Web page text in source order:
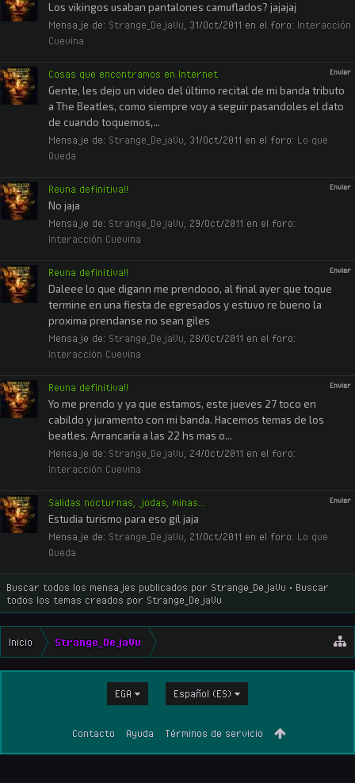
Los vikingos usaban pantalones camuflados? jajajaj
Mensaje de: Strange_DejaVu 31/Oct/2011 en el foro: Interacción
Cuevina
Enviar
Cosas que encontramos en Internet
Gente, les dejo un video del último recital de mi banda tributo
a The Beatles, como siempre voy a seguir pasandoles el dato
de cuando toquemos,...
Mensaje de: Strange_DejaVu 31/Oct/2011 en el foro: Lo que
Queda
Enviar
Reuna definitiva!!
No jaja
Mensaje de: Strange_DejaVu 29/Oct/2011 en el foro:
Interacción Cuevina
Enviar
Reuna definitiva!!
Daleee lo que digann me prendooo, al final ayer que toque
termine en una fiesta de egresados y estuvo re bueno la
proxima prendanse no sean giles
Mensaje de: Strange_DejaVu 28/Oct/2011 en el foro:
Interacción Cuevina
Enviar
Reuna definitiva!!
Yo me prendo y ya que estamos, este jueves 27 toco en
cabildo y juramento con mi banda. Hacemos temas de los
beatles. Arrancaría a las 22 hs mas o...
Mensaje de: Strange_DejaVu 24/Oct/2011 en el foro:
Interacción Cuevina
Enviar
Salidas nocturnas, jodas, minas...
Estudia turismo para eso gil jaja
Mensaje de: Strange_DejaVu 21/Oct/2011 en el foro: Lo que
Queda
Buscar todos los mensajes publicados por Strange_DejaVu
Buscar
todos los temas creados por Strange_DejaVu
Inicio Strange_DejaVu
EGA Español (ES)
Contacto Ayuda Términos de servicio